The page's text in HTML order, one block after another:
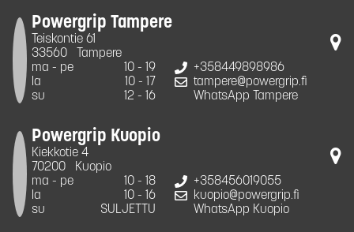
Powergrip Tampere
Teiskontie 61
33560
Tampere
ma - pe
10 - 19
la
10 - 17
su
12 - 16
+358449898986
tampere@powergrip.fi
WhatsApp Tampere
Powergrip Kuopio
Kiekkotie 4
70200
Kuopio
ma - pe
10 - 18
la
10 - 16
su
SULJETTU
+358456019055
kuopio@powergrip.fi
WhatsApp Kuopio